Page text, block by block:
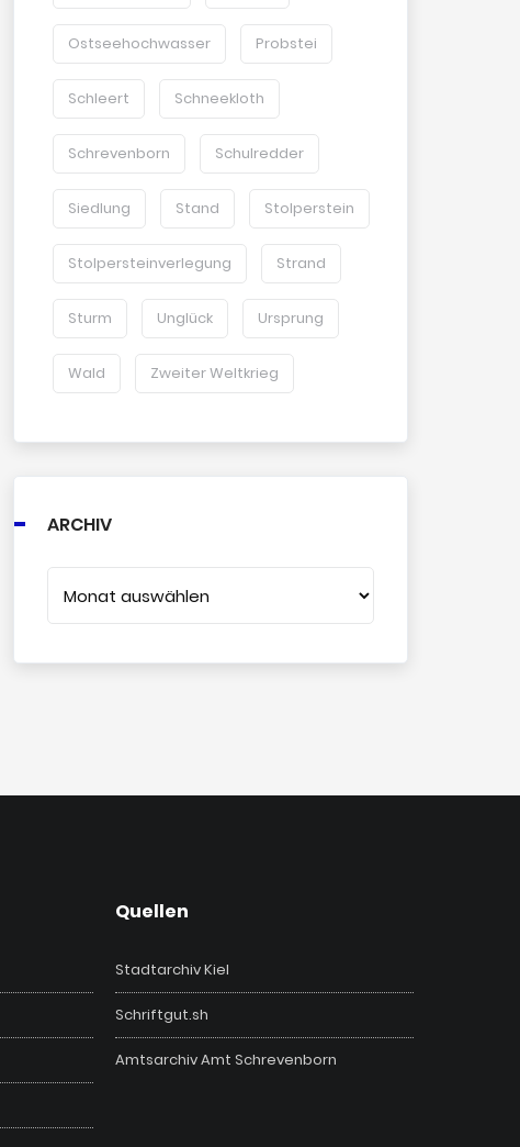
Ostseehochwasser Probstei
Schleert Schneekloth
Schrevenborn Schulredder
Siedlung Stand Stolperstein
Stolpersteinverlegung Strand
Sturm Unglück Ursprung
Wald Zweiter Weltkrieg
ARCHIV
Quellen
Stadtarchiv Kiel
Schriftgut.sh
Amtsarchiv Amt Schrevenborn